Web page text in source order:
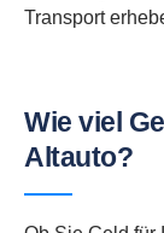
Transport
Wie viel
Altauto?